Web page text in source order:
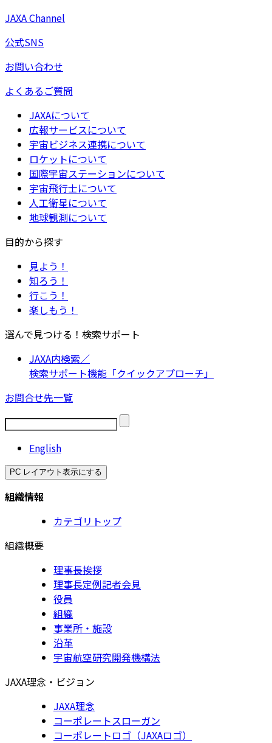
JAXA Channel
公式SNS
お問い合わせ
よくあるご質問
JAXAについて
広報サービスについて
宇宙ビジネス連携について
ロケットについて
国際宇宙ステーションについて
宇宙飛行士について
人工衛星について
地球観測について
目的から探す
見よう！
知ろう！
行こう！
楽しもう！
選んで見つける！検索サポート
JAXA内検索／
検索サポート機能「クイックアプローチ」
お問合せ先一覧
English
PC レイアウト表示にする
組織情報
カテゴリトップ
組織概要
理事長挨拶
理事長定例記者会見
役員
組織
事業所・施設
沿革
宇宙航空研究開発機構法
JAXA理念・ビジョン
JAXA理念
コーポレートスローガン
コーポレートロゴ（JAXAロゴ）